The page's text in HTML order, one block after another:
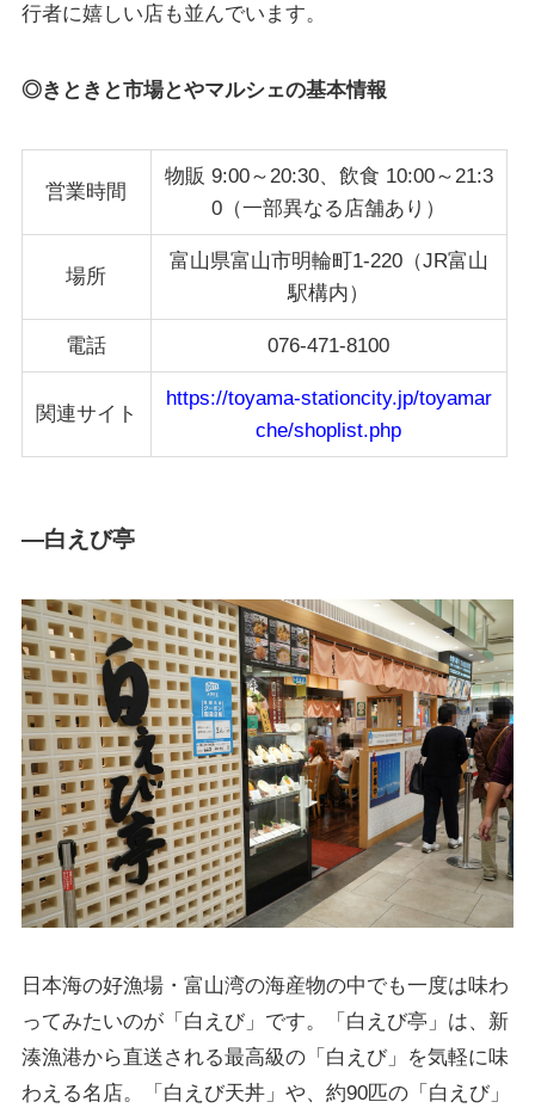
行者に嬉しい店も並んでいます。
◎きときと市場とやマルシェの基本情報
営業時間
物販 9:00～20:30、飲食 10:00～21:3
0（一部異なる店舗あり）
場所
富山県富山市明輪町1-220（JR富山
駅構内）
電話 076-471-8100
関連サイト
https://toyama-stationcity.jp/toyamar
che/shoplist.php
―白えび亭
日本海の好漁場・富山湾の海産物の中でも一度は味わ
ってみたいのが「白えび」です。「白えび亭」は、新
湊漁港から直送される最高級の「白えび」を気軽に味
わえる名店。「白えび天丼」や、約90匹の「白えび」